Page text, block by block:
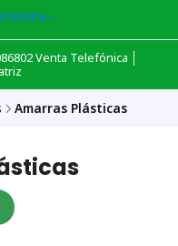
Venta Telefónica │
Amarras Plásticas